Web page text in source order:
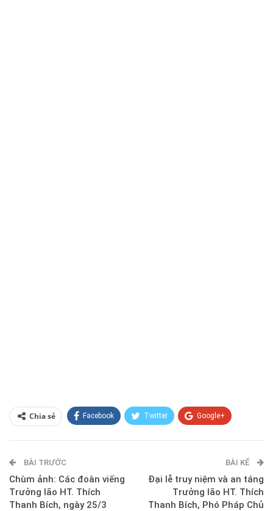
Chia sẻ Facebook Twitter Google+
E-mail
BÀI TRƯỚC
Chùm ảnh: Các đoàn viếng
Trưởng lão HT. Thích
Thanh Bích, ngày 25/3
BÀI KẾ
Đại lễ truy niệm và an táng
Trưởng lão HT. Thích
Thanh Bích, Phó Pháp Chủ